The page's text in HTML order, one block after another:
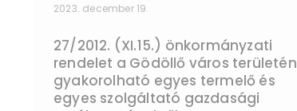
2023. december 19.
27/2012. (XI.15.) önkormányzati
rendelet a Gödöllő város területén
gyakorolható egyes termelő és
egyes szolgáltató gazdasági